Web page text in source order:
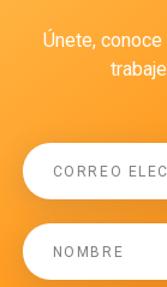
Únete,